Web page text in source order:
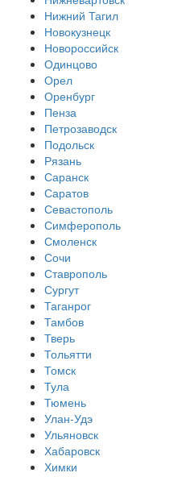
Нижний Тагил
Новокузнецк
Новороссийск
Одинцово
Орел
Оренбург
Пенза
Петрозаводск
Подольск
Рязань
Саранск
Саратов
Севастополь
Симферополь
Смоленск
Сочи
Ставрополь
Сургут
Таганрог
Тамбов
Тверь
Тольятти
Томск
Тула
Тюмень
Улан-Удэ
Ульяновск
Хабаровск
Химки